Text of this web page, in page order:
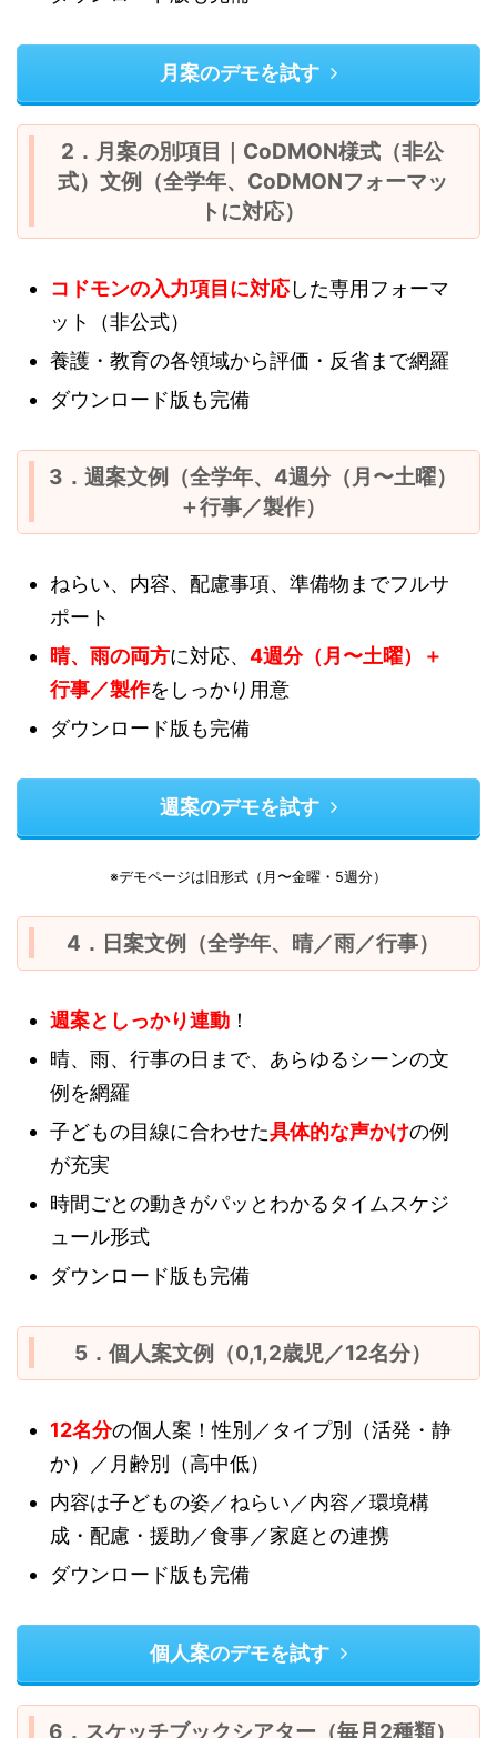
月案のデモを試す
2．月案の別項目｜CoDMON様式（非公
式）文例（全学年、CoDMONフォーマッ
トに対応）
コドモンの入力項目に対応した専用フォーマ
ット（非公式）
養護・教育の各領域から評価・反省まで網羅
ダウンロード版も完備
3．週案文例（全学年、4週分（月〜土曜）
＋行事／製作）
ねらい、内容、配慮事項、準備物までフルサ
ポート
晴、雨の両方に対応、 4週分（月〜土曜）＋
行事／製作をしっかり用意
ダウンロード版も完備
週案のデモを試す
※デモページは旧形式（月〜金曜・5週分）
4．日案文例（全学年、晴／雨／行事）
週案としっかり連動 ！
晴、雨、行事の日まで、あらゆるシーンの文
例を網羅
子どもの目線に合わせた具体的な声かけの例
が充実
時間ごとの動きがパッとわかるタイムスケジ
ュール形式
ダウンロード版も完備
5．個人案文例（0,1,2歳児／12名分）
12名分の個人案！性別／タイプ別（活発・静
か）／月齢別（高中低）
内容は子どもの姿／ねらい／内容／環境構
成・配慮・援助／食事／家庭との連携
ダウンロード版も完備
個人案のデモを試す
6．スケッチブックシアター（毎月2種類）